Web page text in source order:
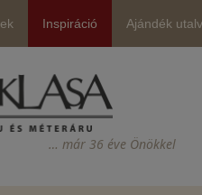
Inspiráció Ajándék
… már 36 éve Önökkel